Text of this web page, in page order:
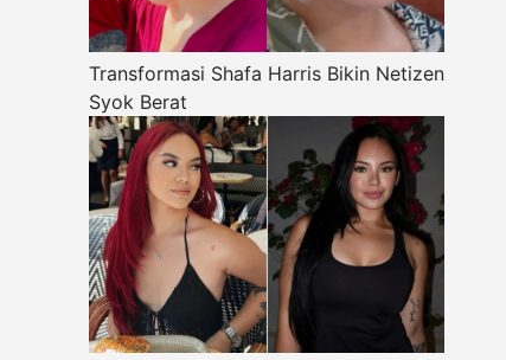
Transformasi Shafa Harris Bikin Netizen
Syok Berat